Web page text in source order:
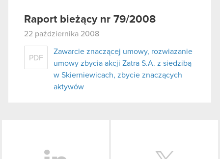
Raport bieżący nr 79/2008
22 października 2008
PDF
Zawarcie znaczącej umowy, rozwiazanie
umowy zbycia akcji Zatra S.A. z siedzibą
w Skierniewicach, zbycie znaczących
aktywów